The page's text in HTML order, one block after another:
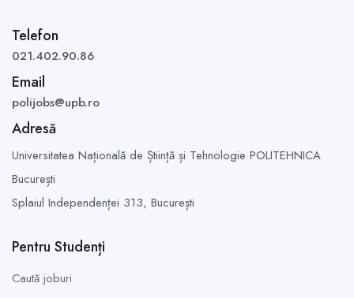
Telefon
021.402.90.86
Email
polijobs@upb.ro
Adresă
Universitatea Națională de Știință și Tehnologie POLITEHNICA
București
Splaiul Independenței 313, București
Pentru Studenți
Caută joburi